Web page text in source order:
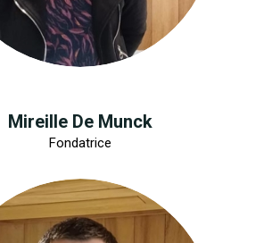
Mireille De Munck
Fondatrice